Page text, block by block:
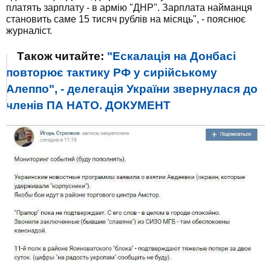
платять зарплату - в армію "ДНР". Зарплата найманця
становить саме 15 тисяч рублів на місяць", - пояснює
журналіст.
Також читайте: "Ескалація на Донбасі
повторює тактику РФ у сирійському
Алеппо", - делегація України звернулася до
членів ПА НАТО. ДОКУМЕНТ